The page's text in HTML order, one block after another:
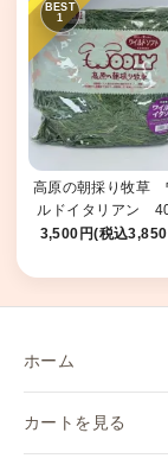
高原の朝採り牧草
ルドイタリアン
2025
3,500円(税込
ホーム
カートを見る